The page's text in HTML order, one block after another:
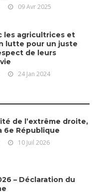
09 Avr 2025
les agricultrices et
lutte pour un juste
de leurs
24 Jan 2024
de l’extrême droite,
6e République
10 Juil 2026
– Déclaration du